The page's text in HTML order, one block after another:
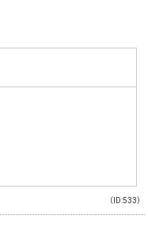
（ID:533）